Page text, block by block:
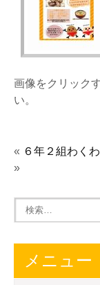
画像をクリック
い。
« ６年２組わく
»
メニュー